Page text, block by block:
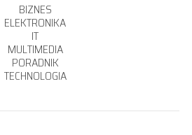
BIZNES
ELEKTRONIKA
IT
MULTIMEDIA
PORADNIK
TECHNOLOGIA